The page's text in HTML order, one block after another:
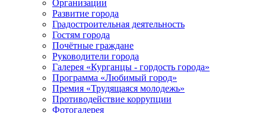
Организации
Развитие города
Градостроительная деятельность
Гостям города
Почётные граждане
Руководители города
Галерея «Курганцы - гордость города»
Программа «Любимый город»
Премия «Трудящаяся молодежь»
Противодействие коррупции
Фотогалерея